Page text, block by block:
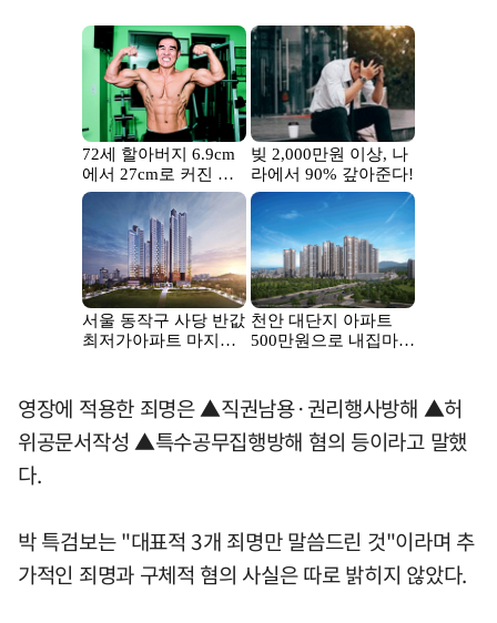
영장에 적용한 죄명은 ▲직권남용·권리행사방해 ▲허
위공문서작성 ▲특수공무집행방해 혐의 등이라고 말했
다.
박 특검보는 "대표적 3개 죄명만 말씀드린 것"이라며 추
가적인 죄명과 구체적 혐의 사실은 따로 밝히지 않았다.